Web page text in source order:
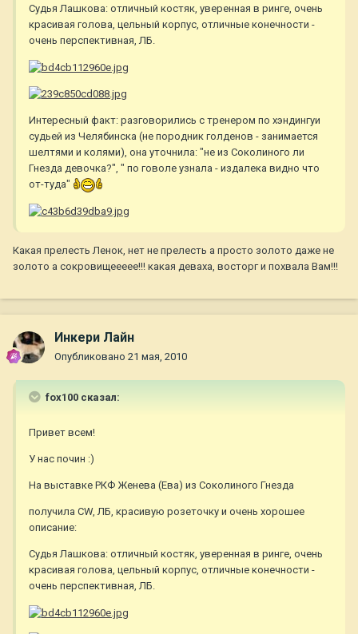
Судья Лашкова: отличный костяк, уверенная в ринге, очень
красивая голова, цельный корпус, отличные конечности -
очень перспективная, ЛБ.
Интересный факт: разговорились с тренером по хэндингуи
судьей из Челябинска (не породник голденов - занимается
шелтями и колями), она уточнила: "не из Соколиного ли
Гнезда девочка?", " по говоле узнала - издалека видно что
от-туда"
Какая прелесть Ленок, нет не прелесть а просто золото даже не
золото а сокровищеееее!!! какая деваха, восторг и похвала Вам!!!
Инкери Лайн
Опубликовано 21 мая, 2010
fox100 сказал:
Привет всем!
У нас почин :)
На выставке РКФ Женева (Ева) из Соколиного Гнезда
получила CW, ЛБ, красивую розеточку и очень хорошее
описание:
Судья Лашкова: отличный костяк, уверенная в ринге, очень
красивая голова, цельный корпус, отличные конечности -
очень перспективная, ЛБ.